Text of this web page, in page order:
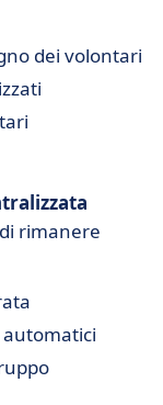
dei volontari
rimanere